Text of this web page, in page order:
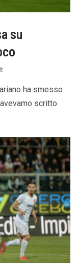
su
ha smesso
scritto